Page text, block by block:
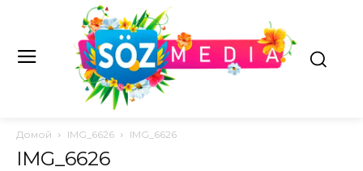
Домой IMG_6626 IMG_6626
IMG_6626